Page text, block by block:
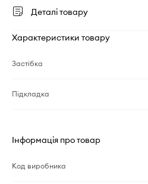
Деталі товару
Характеристики товару
Застібка
Підкладка
Інформація про товар
Код виробника